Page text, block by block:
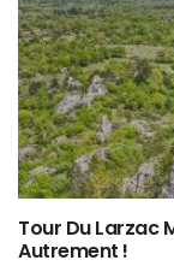
Tour Du Larzac
Autrement !